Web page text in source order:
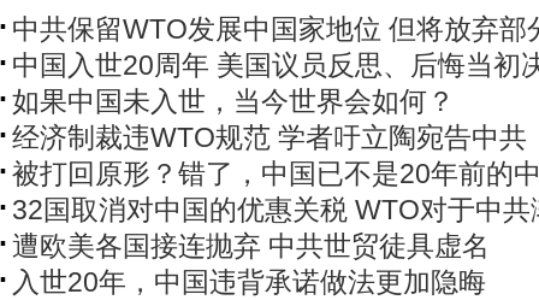
中共保留WTO发展中国家地位 但将放弃部
中国入世20周年 美国议员反思、后悔当初
如果中国未入世，当今世界会如何？
经济制裁违WTO规范 学者吁立陶宛告中共
被打回原形？错了，中国已不是20年前的
32国取消对中国的优惠关税 WTO对于中共
遭欧美各国接连抛弃 中共世贸徒具虚名
入世20年，中国违背承诺做法更加隐晦